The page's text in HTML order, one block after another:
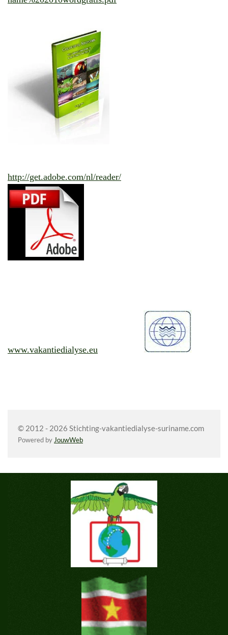
http://get.adobe.com/nl/reader/
www.vakantiedialyse.eu
© 2012 - 2026 Stichting-vakantiedialyse-suriname.com
Powered by JouwWeb